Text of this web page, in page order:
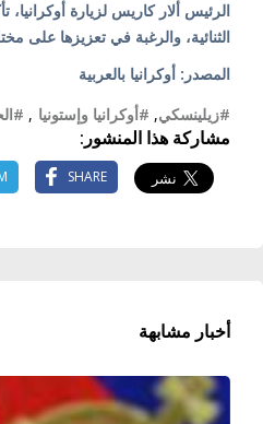
الرئيس ألار كاريس لزيارة أوكرانيا،
الثنائية، والرغبة في تعزيزها على
المصدر: أوكرانيا بالعربية
#زيلينسكي, #أوكرانيا وإستونيا ,
مشاركة هذا المنشور:
SHARE
أخبار مشابهة